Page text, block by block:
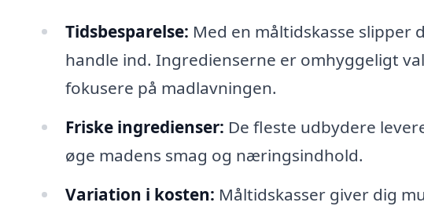
Tidsbesparelse: Med en måltidskasse
handle ind. Ingredienserne er omhyggeligt
fokusere på madlavningen.
Friske ingredienser: De fleste udbydere
øge madens smag og næringsindhold.
Variation i kosten: Måltidskasser giver dig